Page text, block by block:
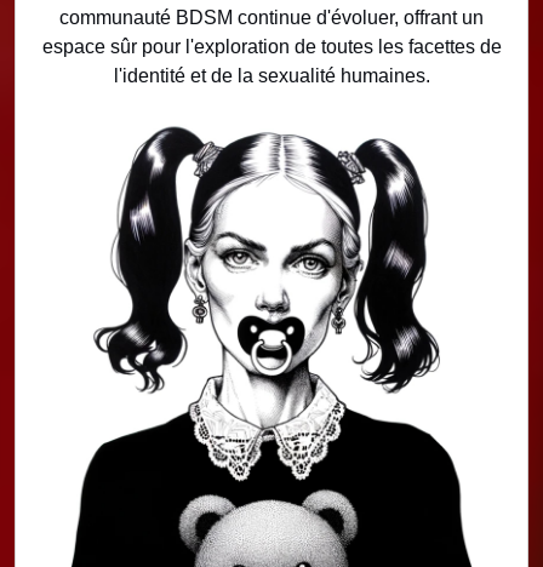
communauté BDSM continue d'évoluer, offrant un
espace sûr pour l'exploration de toutes les facettes de
l'identité et de la sexualité humaines.